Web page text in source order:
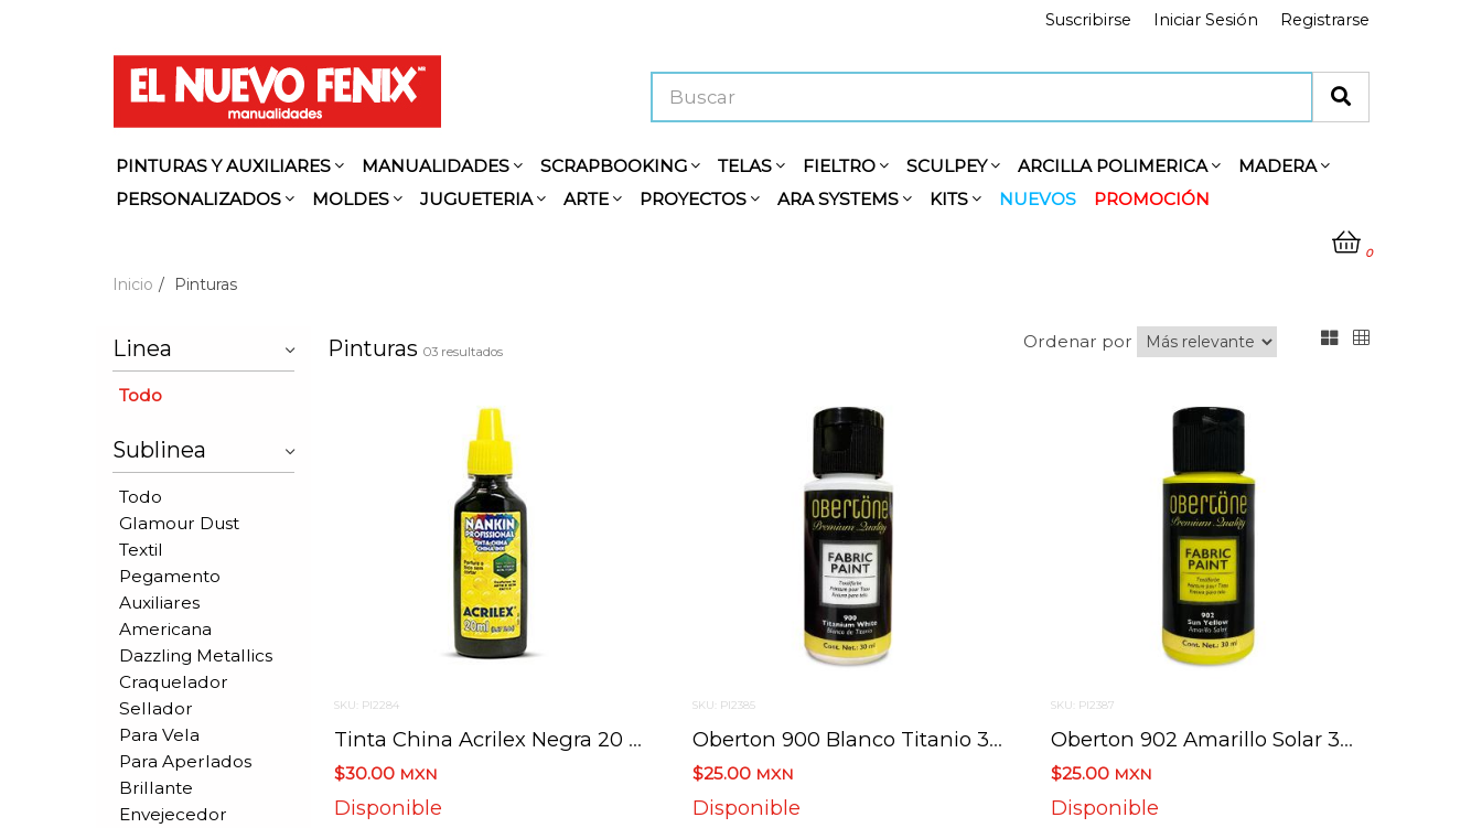
Registrarse
Iniciar Sesión
Suscribirse
PINTURAS Y AUXILIARES MANUALIDADES SCRAPBOOKING TELAS FIELTRO SCULPEY ARCILLA POLIMERICA
MADERA
PERSONALIZADOS
MOLDES JUGUETERIA ARTE PROYECTOS ARA SYSTEMS KITS NUEVOS PROMOCIÓN
0
Inicio Pinturas
Linea
Todo
Sublinea
Todo
Glamour Dust
Textil
Pegamento
Auxiliares
Americana
Dazzling Metallics
Craquelador
Sellador
Para Vela
Para Aperlados
Brillante
Envejecedor
Pinturas 03 resultados Ordenar por
SKU: PI2284
Tinta China Acrilex Negra 20 Ml
$30.00 MXN
Disponible
SKU: PI2385
Oberton 900 Blanco Titanio 30 Ml
$25.00 MXN
Disponible
SKU: PI2387
Oberton 902 Amarillo Solar 30 Ml
$25.00 MXN
Disponible